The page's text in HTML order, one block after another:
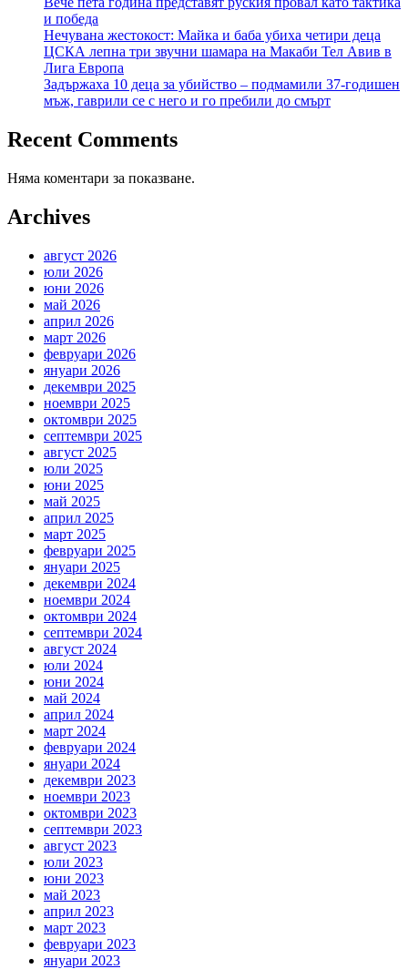
и победа
Нечувана жестокост: Майка и баба убиха четири деца
ЦСКА лепна три звучни шамара на Макаби Тел Авив в
Лига Европа
Задържаха 10 деца за убийство – подмамили 37-годишен
мъж, гаврили се с него и го пребили до смърт
Recent Comments
Няма коментари за показване.
Archives
август 2026
юли 2026
юни 2026
май 2026
април 2026
март 2026
февруари 2026
януари 2026
декември 2025
ноември 2025
октомври 2025
септември 2025
август 2025
юли 2025
юни 2025
май 2025
април 2025
март 2025
февруари 2025
януари 2025
декември 2024
ноември 2024
октомври 2024
септември 2024
август 2024
юли 2024
юни 2024
май 2024
април 2024
март 2024
февруари 2024
януари 2024
декември 2023
ноември 2023
октомври 2023
септември 2023
август 2023
юли 2023
юни 2023
май 2023
април 2023
март 2023
февруари 2023
януари 2023